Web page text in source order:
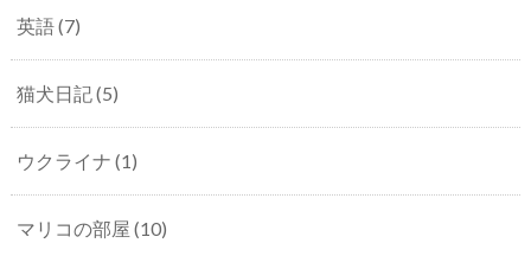
英語(7)
猫犬日記(5)
ウクライナ (1)
マリコの部屋 (10)